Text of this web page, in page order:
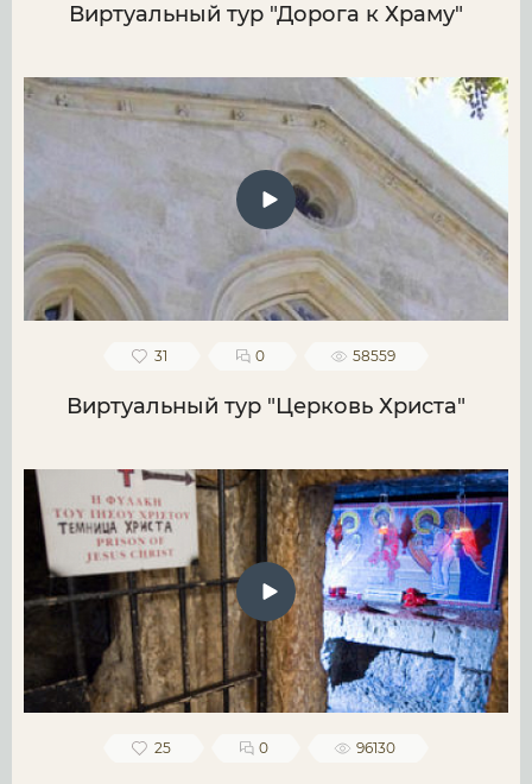
Виртуальный тур "Дорога к Храму"
31 0 58559
Виртуальный тур "Церковь Христа"
25 0 96130